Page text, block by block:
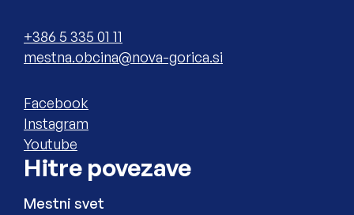
Telefon
+386 5 335 01 11
Elektronski naslov
Zunanja povezava na
Facebook
Zunanja povezava na
Instagram
Zunanja povezava na
Youtube
Hitre povezave
Mestni svet